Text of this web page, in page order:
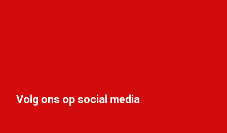
Volg ons op social media